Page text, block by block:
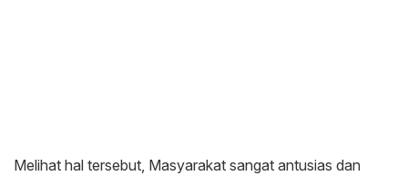
Melihat hal tersebut, Masyarakat sangat antusias dan